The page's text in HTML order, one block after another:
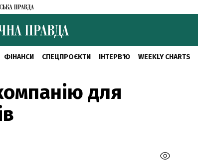
ФІНАНСИ СПЕЦПРОЄКТИ ІНТЕРВ'Ю WEEKLY CHARTS
для